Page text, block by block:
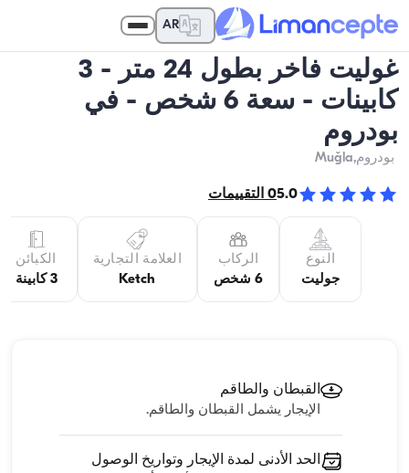
AR
غوليت فاخر بطول 24 متر - 3
كابينات - سعة 6 شخص - في
بودروم
بودروم,Muğla
5.0
0 التقييمات
النوع
جوليت
الركاب
6 شخص
العلامة التجارية
Ketch
الكبائن
3 كابينة
القبطان والطاقم
الإيجار يشمل القبطان والطاقم.
الحد الأدنى لمدة الإيجار وتواريخ الوصول